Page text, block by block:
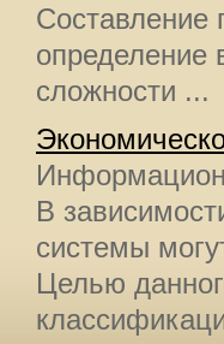
Составление
определение
сложности ...
В
системы
Целью